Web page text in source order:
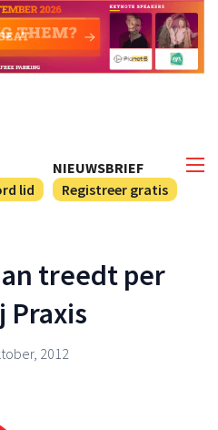
NIEUWSBRIEF
Registreer gratis
lid
treedt per
Praxis
2012